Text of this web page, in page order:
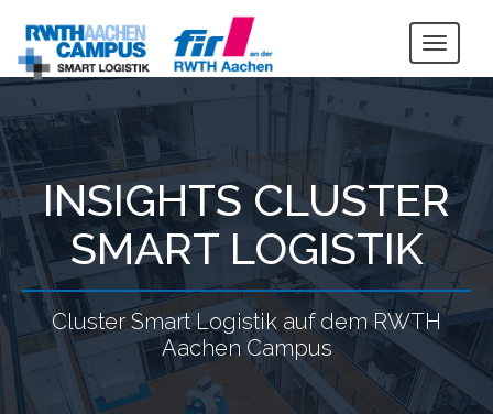
INSIGHTS CLUSTER
SMART LOGISTIK
Cluster Smart Logistik auf dem RWTH
Aachen Campus